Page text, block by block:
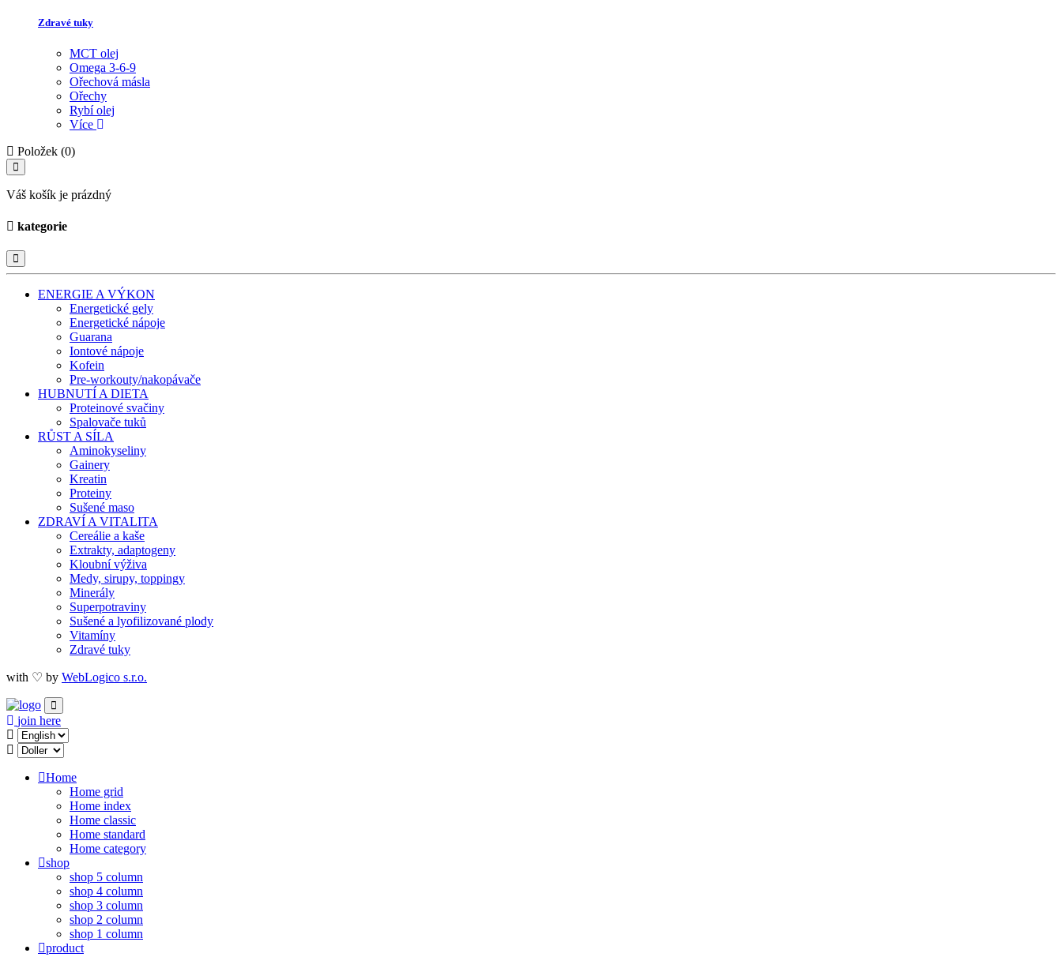
Zdravé tuky
MCT olej
Omega 3-6-9
Ořechová másla
Ořechy
Rybí olej
Více
Položek (0)
Váš košík je prázdný
kategorie
ENERGIE A VÝKON
Energetické gely
Energetické nápoje
Guarana
Iontové nápoje
Kofein
Pre-workouty/nakopávače
HUBNUTÍ A DIETA
Proteinové svačiny
Spalovače tuků
RŮST A SÍLA
Aminokyseliny
Gainery
Kreatin
Proteiny
Sušené maso
ZDRAVÍ A VITALITA
Cereálie a kaše
Extrakty, adaptogeny
Kloubní výživa
Medy, sirupy, toppingy
Minerály
Superpotraviny
Sušené a lyofilizované plody
Vitamíny
Zdravé tuky
with ♡ by WebLogico s.r.o.
join here
Home
Home grid
Home index
Home classic
Home standard
Home category
shop
shop 5 column
shop 4 column
shop 3 column
shop 2 column
shop 1 column
product